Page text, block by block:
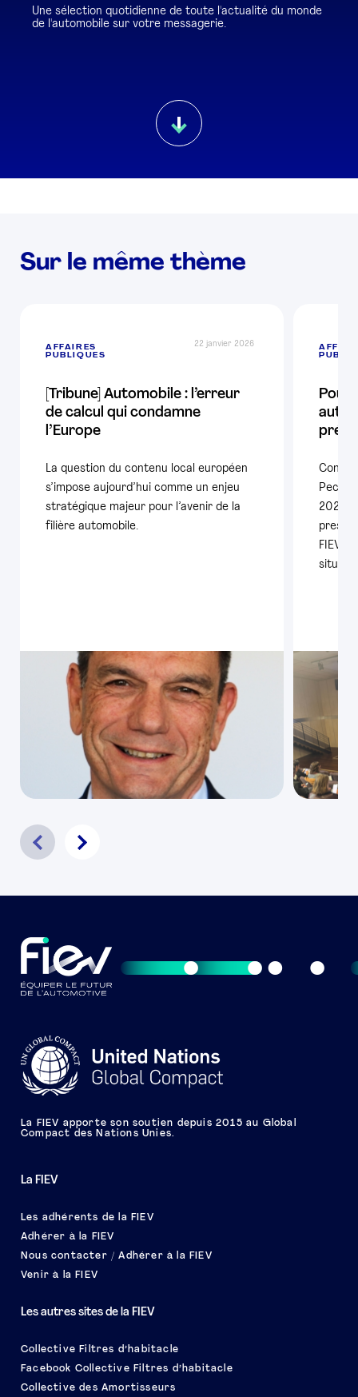
Une sélection quotidienne de toute l'actualité du monde
de l'automobile sur votre messagerie.
Sur le même thème
AFFAIRES
PUBLIQUES
22 janvier 2026
[Tribune] Automobile : l’erreur
de calcul qui condamne
l’Europe
La question du contenu local européen
s’impose aujourd’hui comme un enjeu
stratégique majeur pour l’avenir de la
filière automobile.
Pour
Pech,
2025,
FIEV,
La FIEV
Les adhérents de la FIEV
Adhérer à la FIEV
Nous contacter / Adhérer à la FIEV
Venir à la FIEV
Les autres sites de la FIEV
Collective Filtres d’habitacle
Facebook Collective Filtres d’habitacle
Collective des Amortisseurs
La FIEV apporte son soutien depuis 2015 au Global
Compact des Nations Unies.